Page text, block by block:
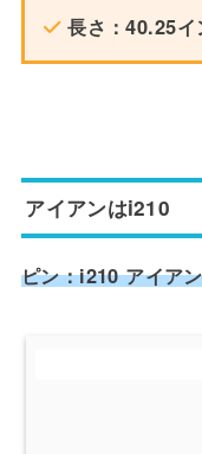
長さ：40.25イ
アイアンはi210
ピン：i210 アイアン